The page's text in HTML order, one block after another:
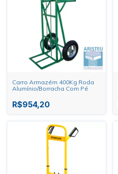
Carro Armazém 400Kg Roda
Alumínio/Borracha Com Pé
R$954,20